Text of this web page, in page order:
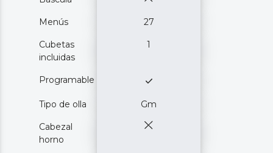
Menús 27
Cubetas
incluidas
1
Programable
Tipo de olla Gm
Cabezal
horno